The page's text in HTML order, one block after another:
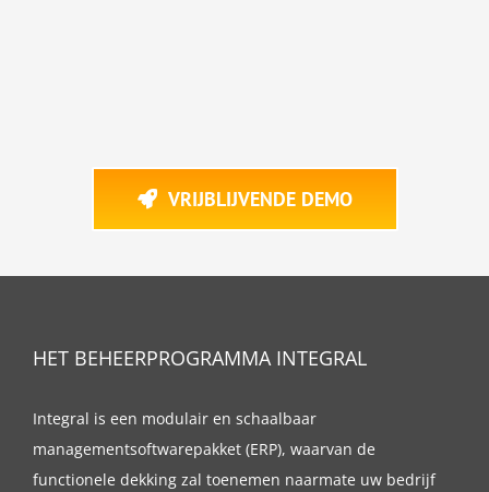
VRIJBLIJVENDE DEMO
HET BEHEERPROGRAMMA INTEGRAL
Integral is een modulair en schaalbaar
managementsoftwarepakket (ERP), waarvan de
functionele dekking zal toenemen naarmate uw bedrijf